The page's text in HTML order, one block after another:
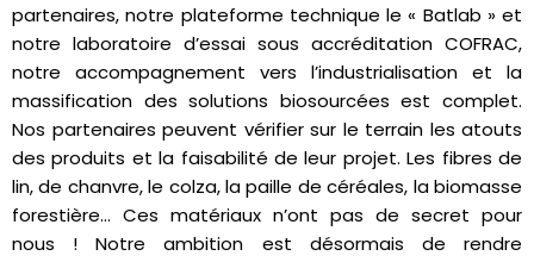
partenaires, notre plateforme technique le « Batlab » et
notre laboratoire d’essai sous accréditation COFRAC,
notre accompagnement vers l’industrialisation et la
massification des solutions biosourcées est complet.
Nos partenaires peuvent vérifier sur le terrain les atouts
des produits et la faisabilité de leur projet. Les fibres de
lin, de chanvre, le colza, la paille de céréales, la biomasse
forestière… Ces matériaux n’ont pas de secret pour
nous ! Notre ambition est désormais de rendre